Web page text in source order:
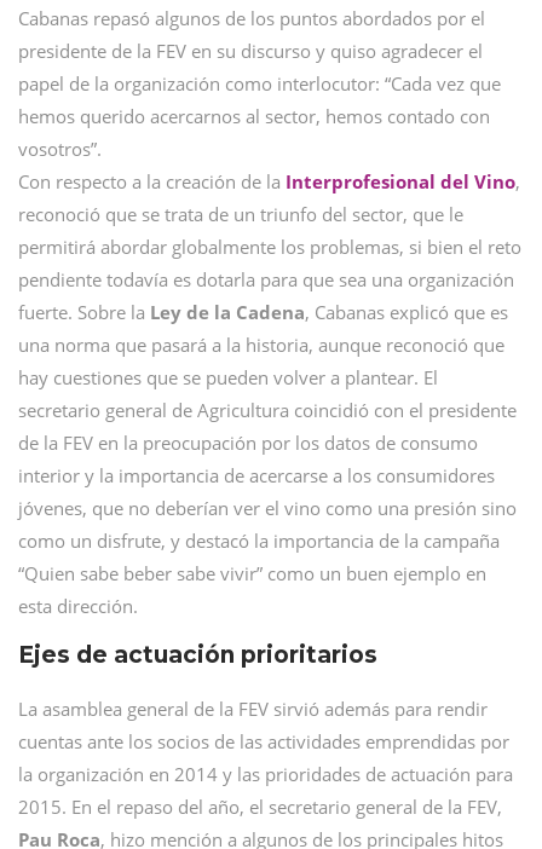
Cabanas repasó algunos de los puntos abordados por el
presidente de la FEV en su discurso y quiso agradecer el
papel de la organización como interlocutor: “Cada vez que
hemos querido acercarnos al sector, hemos contado con
vosotros”.
Con respecto a la creación de la Interprofesional del Vino,
reconoció que se trata de un triunfo del sector, que le
permitirá abordar globalmente los problemas, si bien el reto
pendiente todavía es dotarla para que sea una organización
fuerte. Sobre la Ley de la Cadena, Cabanas explicó que es
una norma que pasará a la historia, aunque reconoció que
hay cuestiones que se pueden volver a plantear. El
secretario general de Agricultura coincidió con el presidente
de la FEV en la preocupación por los datos de consumo
interior y la importancia de acercarse a los consumidores
jóvenes, que no deberían ver el vino como una presión sino
como un disfrute, y destacó la importancia de la campaña
“Quien sabe beber sabe vivir” como un buen ejemplo en
esta dirección.
Ejes de actuación prioritarios
La asamblea general de la FEV sirvió además para rendir
cuentas ante los socios de las actividades emprendidas por
la organización en 2014 y las prioridades de actuación para
2015. En el repaso del año, el secretario general de la FEV,
Pau Roca, hizo mención a algunos de los principales hitos